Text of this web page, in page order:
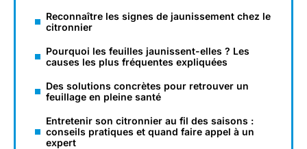
Reconnaître les signes de jaunissement chez le
citronnier
Pourquoi les feuilles jaunissent-elles ? Les
causes les plus fréquentes expliquées
Des solutions concrètes pour retrouver un
feuillage en pleine santé
Entretenir son citronnier au fil des saisons :
conseils pratiques et quand faire appel à un
expert